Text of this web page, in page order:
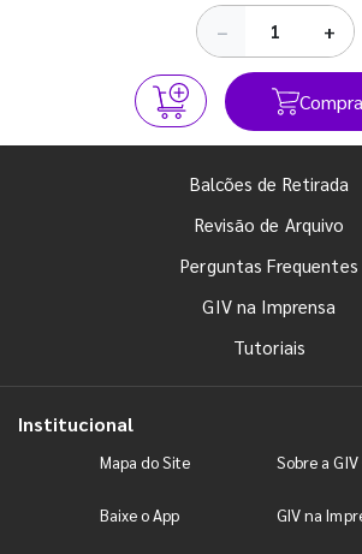
− +
Balcões de Retirada
Revisão de Arquivo
Perguntas Frequentes
GIV na Imprensa
Tutoriais
Institucional
Mapa do Site Sobre a
Baixe o App GIV na